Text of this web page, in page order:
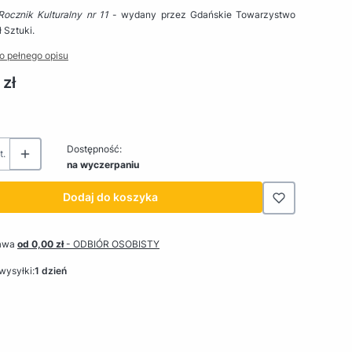
Kulturalny nr 11- wydany przez Gdańskie Towarzystwo
Sztuki.
pełnego opisu
Dostępność:
na wyczerpaniu
Dodaj do koszyka
od 0,00 zł- ODBIÓR OSOBISTY
1 dzień